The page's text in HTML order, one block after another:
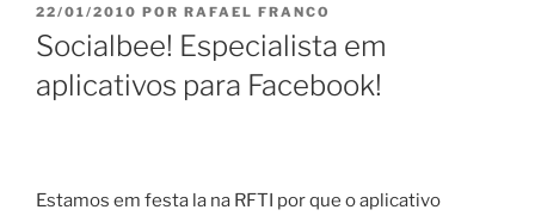
PUBLICADO
EM
22/01/2010 POR RAFAEL FRANCO
Socialbee! Especialista em
aplicativos para Facebook!
Estamos em festa la na RFTI por que o aplicativo